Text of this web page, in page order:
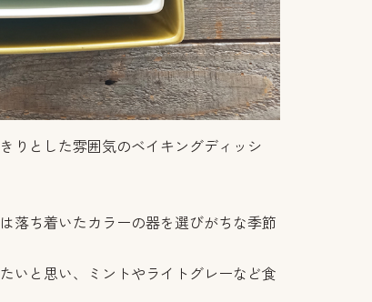
りとした雰囲気のベイキングディッシ
落ち着いたカラーの器を選びがちな季節
いと思い、ミントやライトグレーなど食